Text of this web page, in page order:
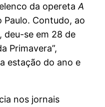
da opereta A
Paulo. Contudo, ao
deu-se em 28 de
Primavera”,
estação do ano e
nos jornais